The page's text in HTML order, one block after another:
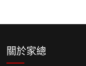
關於家總